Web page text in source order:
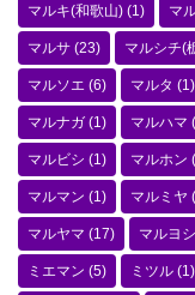
マルキ(和歌山) (1) マ
マルサ (23) マルシチ(
マルソエ (6) マルタ (1)
マルナガ (1) マルハマ
マルビシ (1) マルホン
マルマン (1) マルミヤ
マルヤマ (17) マルヨシ
ミエマン (5) ミツル (1)